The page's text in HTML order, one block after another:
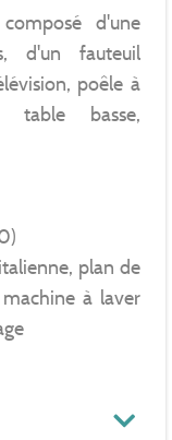
d'une
d'un fauteuil
poêle à
table basse,
plan de
à laver